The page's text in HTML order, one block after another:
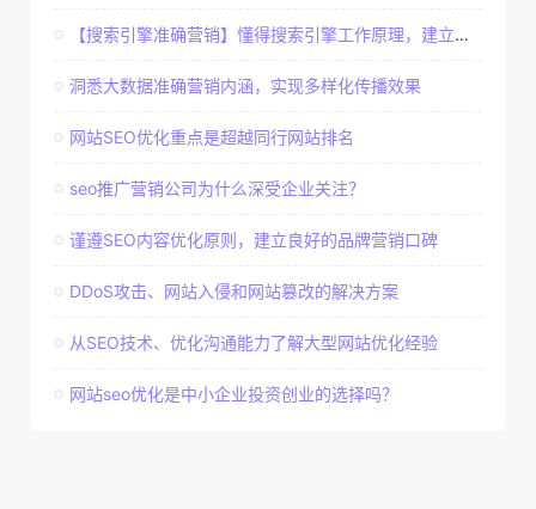
【搜索引擎准确营销】懂得搜索引擎工作原理，建立准确客户群体
洞悉大数据准确营销内涵，实现多样化传播效果
网站SEO优化重点是超越同行网站排名
seo推广营销公司为什么深受企业关注？
谨遵SEO内容优化原则，建立良好的品牌营销口碑
DDoS攻击、网站入侵和网站篡改的解决方案
从SEO技术、优化沟通能力了解大型网站优化经验
网站seo优化是中小企业投资创业的选择吗？